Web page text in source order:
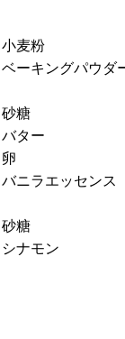
粉
キングパウダ
糖
ー
ラエッセンス
糖
モン